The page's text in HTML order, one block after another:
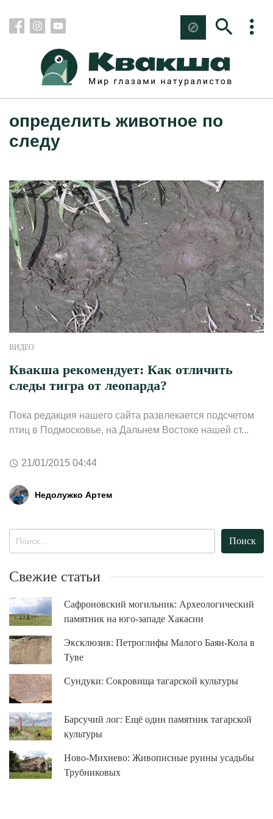
определить животное по
следу
ВИДЕО
Квакша рекомендует: Как отличить
следы тигра от леопарда?
Пока редакция нашего сайта развлекается подсчетом
птиц в Подмосковье, на Дальнем Востоке нашей ст...
21/01/2015 04:44
Недолужко Артем
Свежие статьи
Сафроновский могильник: Археологический
памятник на юго-западе Хакасии
Эксклюзив: Петроглифы Малого Баян-Кола в
Туве
Сундуки: Сокровища тагарской культуры
Барсучий лог: Ещё один памятник тагарской
культуры
Ново-Михнево: Живописные руины усадьбы
Трубниковых